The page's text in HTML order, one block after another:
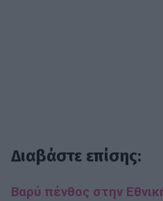
Διαβάστε επίσης:
Βαρύ πένθος στην